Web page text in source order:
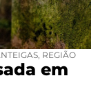
REGIÃO
em